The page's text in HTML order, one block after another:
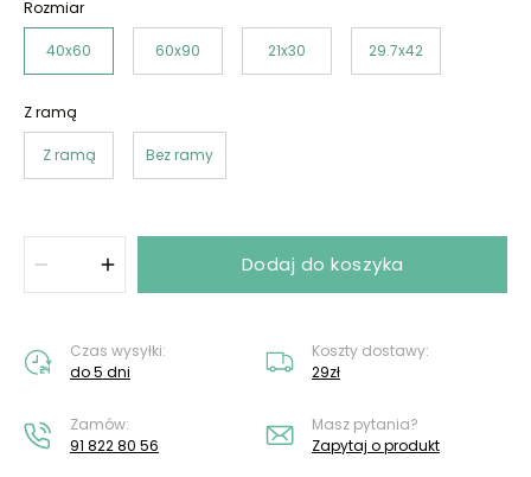
Rozmiar
40x60 60x90 21x30 29.7x42
Z ramą
Z ramą Bez ramy
Dodaj do koszyka
Czas wysyłki:
do 5 dni
Koszty dostawy:
29zł
Zamów:
91 822 80 56
Masz pytania?
Zapytaj o produkt